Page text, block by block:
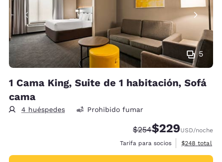
5
1 Cama King, Suite de 1 habitación, Sofá
cama
4 huéspedes Prohibido fumar
Precio tachado:
$254Precio con
$229USD/noche
Tarifa para socios
Ver detalles
$248 total